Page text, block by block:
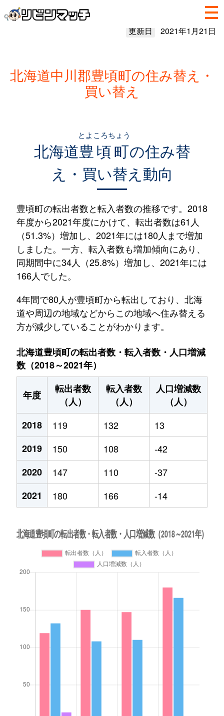
更新日 2021年1月21日
北海道中川郡豊頃町の住み替え・
買い替え
北海道豊頃町
とよころちょう
の住み替
え・買い替え動向
豊頃町の転出者数と転入者数の推移です。2018
年度から2021年度にかけて、転出者数は61人
（51.3%）増加し、2021年には180人まで増加
しました。一方、転入者数も増加傾向にあり、
同期間中に34人（25.8%）増加し、2021年には
166人でした。
4年間で80人が豊頃町から転出しており、北海
道や周辺の地域などからこの地域へ住み替える
方が減少していることがわかります。
北海道豊頃町の転出者数・転入者数・人口増減
数（2018～2021年）
年度
転出者数
（人）
転入者数
（人）
人口増減数
（人）
2018
119 132
13
2019
150 108
-42
2020
147 110
-37
2021
180 166 -14